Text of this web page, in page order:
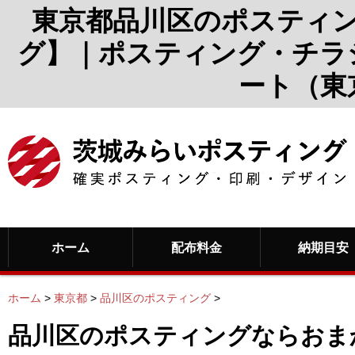
東京都品川区のポスティ
グ】｜ポスティング・チ
ート（
ホーム 配布料金 納期目安
ホーム > 東京都 > 品川区のポスティング >
品川区のポスティングならお